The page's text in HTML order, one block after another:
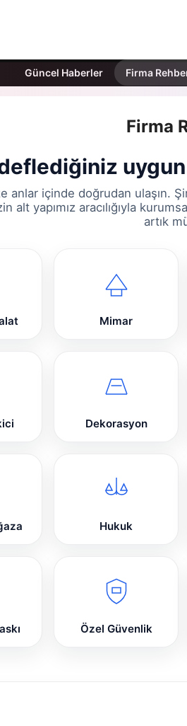
Güncel Haberler Firma
Firma
uygun
anlar içinde doğrudan ulaşın.
alt yapımız aracılığıyla
artık
Mimar
Dekorasyon
Hukuk
Özel Güvenlik